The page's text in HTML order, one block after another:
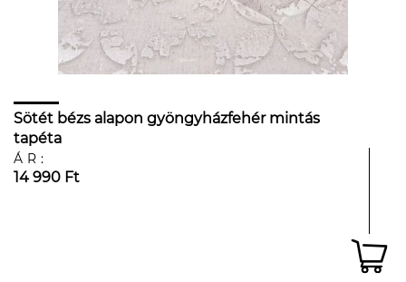
Sötét bézs alapon gyöngyházfehér mintás
tapéta
ÁR:
14 990 Ft